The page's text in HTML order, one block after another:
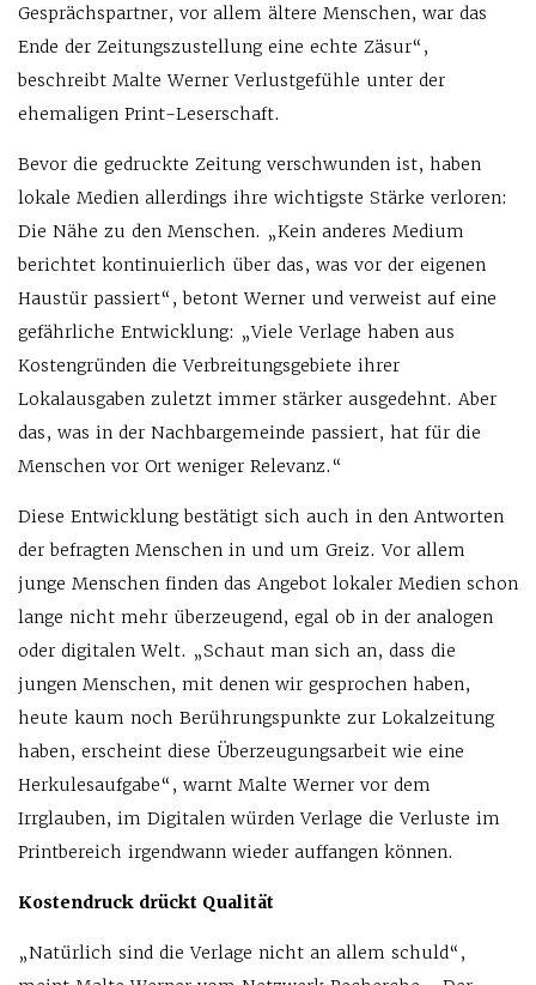
Gesprächspartner, vor allem ältere Menschen, war das
Ende der Zeitungszustellung eine echte Zäsur“,
beschreibt Malte Werner Verlustgefühle unter der
ehemaligen Print-Leserschaft.
Bevor die gedruckte Zeitung verschwunden ist, haben
lokale Medien allerdings ihre wichtigste Stärke verloren:
Die Nähe zu den Menschen. „Kein anderes Medium
berichtet kontinuierlich über das, was vor der eigenen
Haustür passiert“, betont Werner und verweist auf eine
gefährliche Entwicklung: „Viele Verlage haben aus
Kostengründen die Verbreitungsgebiete ihrer
Lokalausgaben zuletzt immer stärker ausgedehnt. Aber
das, was in der Nachbargemeinde passiert, hat für die
Menschen vor Ort weniger Relevanz.“
Diese Entwicklung bestätigt sich auch in den Antworten
der befragten Menschen in und um Greiz. Vor allem
junge Menschen finden das Angebot lokaler Medien schon
lange nicht mehr überzeugend, egal ob in der analogen
oder digitalen Welt. „Schaut man sich an, dass die
jungen Menschen, mit denen wir gesprochen haben,
heute kaum noch Berührungspunkte zur Lokalzeitung
haben, erscheint diese Überzeugungsarbeit wie eine
Herkulesaufgabe“, warnt Malte Werner vor dem
Irrglauben, im Digitalen würden Verlage die Verluste im
Printbereich irgendwann wieder auffangen können.
Kostendruck drückt Qualität
„Natürlich sind die Verlage nicht an allem schuld“,